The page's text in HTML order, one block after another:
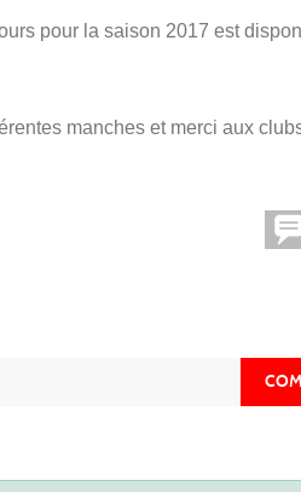
pour la saison 2017 est
manches et merci aux